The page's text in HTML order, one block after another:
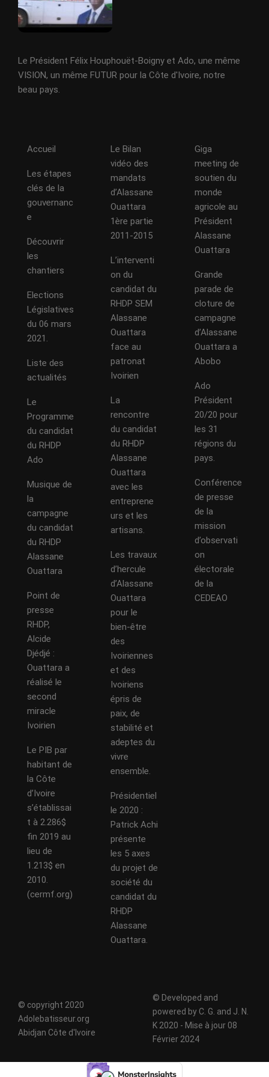
Le Président Félix Houphouët-Boigny et Ado, une même
VISION, un même FUTUR pour la Côte d'Ivoire, notre
beau pays.
Accueil
Les étapes
clés de la
gouvernanc
e
Découvrir
les
chantiers
Elections
Législatives
du 06 mars
2021.
Liste des
actualités
Le
Programme
du candidat
du RHDP
Ado
Musique de
la
campagne
du candidat
du RHDP
Alassane
Ouattara
Point de
presse
RHDP,
Alcide
Djédjé :
Ouattara a
réalisé le
second
miracle
Ivoirien
Le PIB par
habitant de
la Côte
d’Ivoire
s’établissai
t à 2.286$
fin 2019 au
lieu de
1.213$ en
2010.
(cermf.org)
Le Bilan
vidéo des
mandats
d’Alassane
Ouattara
1ère partie
2011-2015
L’interventi
on du
candidat du
RHDP SEM
Alassane
Ouattara
face au
patronat
Ivoirien
La
rencontre
du candidat
du RHDP
Alassane
Ouattara
avec les
entreprene
urs et les
artisans.
Les travaux
d’hercule
d’Alassane
Ouattara
pour le
bien-être
des
Ivoiriennes
et des
Ivoiriens
épris de
paix, de
stabilité et
adeptes du
vivre
ensemble.
Présidentiel
le 2020 :
Patrick Achi
présente
les 5 axes
du projet de
société du
candidat du
RHDP
Alassane
Ouattara.
Giga
meeting de
soutien du
monde
agricole au
Président
Alassane
Ouattara
Grande
parade de
cloture de
campagne
d’Alassane
Ouattara a
Abobo
Ado
Président
20/20 pour
les 31
régions du
pays.
Conférence
de presse
de la
mission
d’observati
on
électorale
de la
CEDEAO
© copyright 2020
Adolebatisseur.org
Abidjan Côte d'Ivoire
© Developed and
powered by C. G. and J. N.
K 2020 - Mise à jour 08
Février 2024